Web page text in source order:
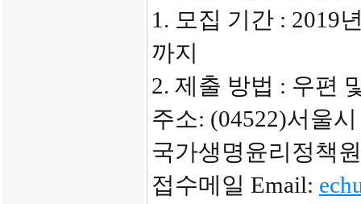
1. 모집 기간 : 2019
까지
2. 제출 방법 : 우편
주소: (04522)서울
국가생명윤리정책
접수메일 Email: